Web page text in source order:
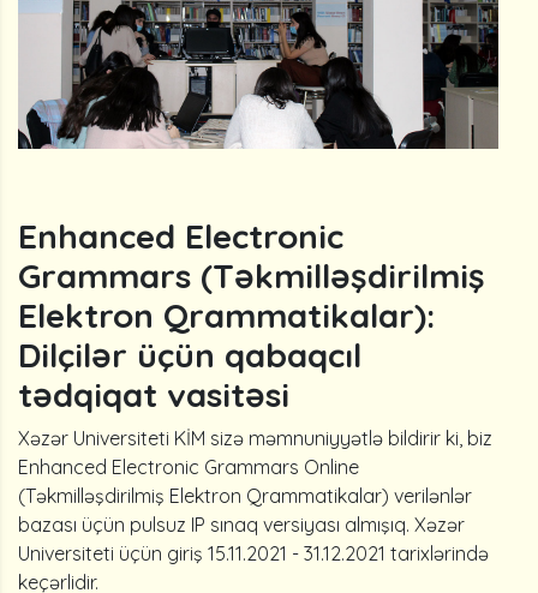
Enhanced Electronic
Grammars (Təkmilləşdirilmiş
Elektron Qrammatikalar):
Dilçilər üçün qabaqcıl
tədqiqat vasitəsi
Xəzər Universiteti KİM sizə məmnuniyyətlə bildirir ki, biz
Enhanced Electronic Grammars Online
(Təkmilləşdirilmiş Elektron Qrammatikalar) verilənlər
bazası üçün pulsuz IP sınaq versiyası almışıq. Xəzər
Universiteti üçün giriş 15.11.2021 - 31.12.2021 tarixlərində
keçərlidir.